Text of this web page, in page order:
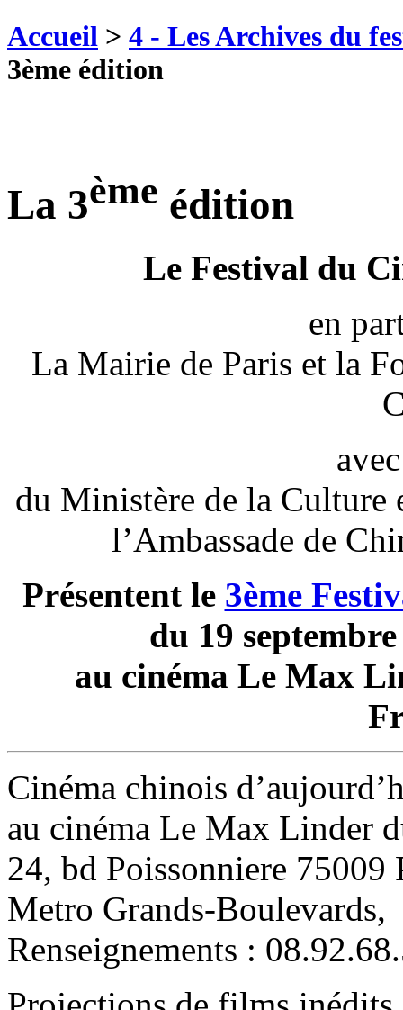
Accueil > 4 - Les Archives du
3ème édition
La 3ème édition
Le Festival du
en
La Mairie de Paris et la
du Ministère de la Culture
l’Ambassade de
Présentent le 3ème
du 19
au cinéma Le Max
Cinéma chinois
au cinéma Le Max Linder
24, bd Poissonniere 75009
Metro Grands-Boulevards,
Renseignements :